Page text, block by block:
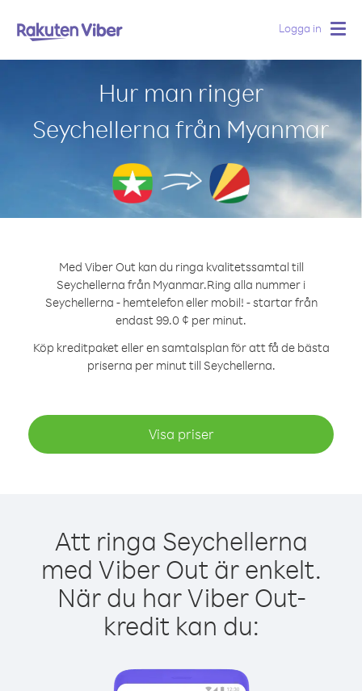
Logga in
Hur man ringer
Seychellerna från Myanmar
Med Viber Out kan du ringa kvalitetssamtal till
Seychellerna från Myanmar.Ring alla nummer i
Seychellerna - hemtelefon eller mobil! - startar från
endast 99.0 ¢ per minut.
Köp kreditpaket eller en samtalsplan för att få de bästa
priserna per minut till Seychellerna.
Visa priser
Att ringa Seychellerna
med Viber Out är enkelt.
När du har Viber Out-
kredit kan du: